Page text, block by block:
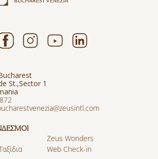
St.,Sector 1
Zeus Wonders
Web Check-in